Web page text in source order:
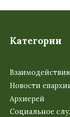
Категории
Новости
Архиерей
Социальное